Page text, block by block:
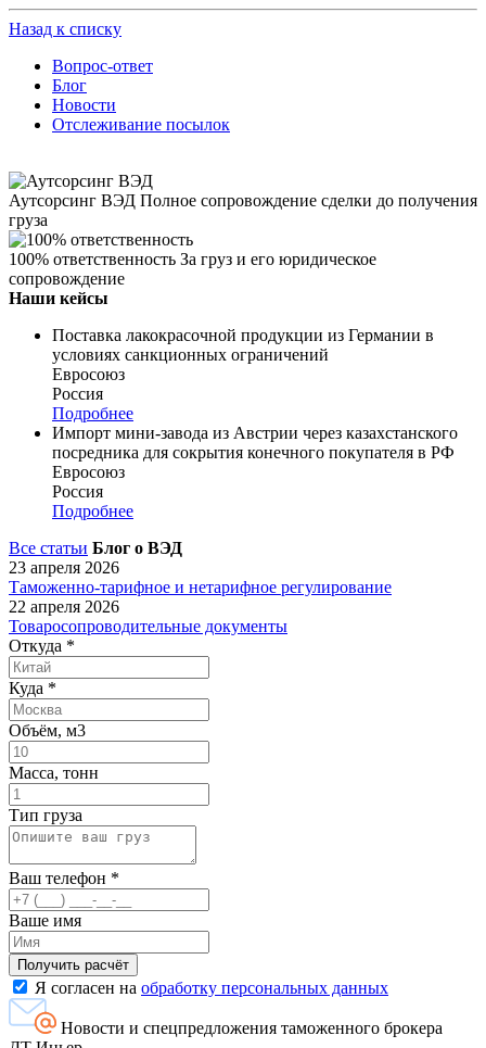
Назад к списку
Вопрос-ответ
Блог
Новости
Отслеживание посылок
Аутсорсинг ВЭД Полное сопровождение сделки до получения
груза
100% ответственность За груз и его юридическое
сопровождение
Наши кейсы
Поставка лакокрасочной продукции из Германии в
условиях санкционных ограничений
Евросоюз
Россия
Подробнее
Импорт мини-завода из Австрии через казахстанского
посредника для сокрытия конечного покупателя в РФ
Евросоюз
Россия
Подробнее
Все статьи Блог о ВЭД
23 апреля 2026
Таможенно-тарифное и нетарифное регулирование
22 апреля 2026
Товаросопроводительные документы
Откуда *
Куда *
Объём, м3
Масса, тонн
Тип груза
Ваш телефон *
Ваше имя
Я согласен на обработку персональных данных
Новости и спецпредложения таможенного брокера